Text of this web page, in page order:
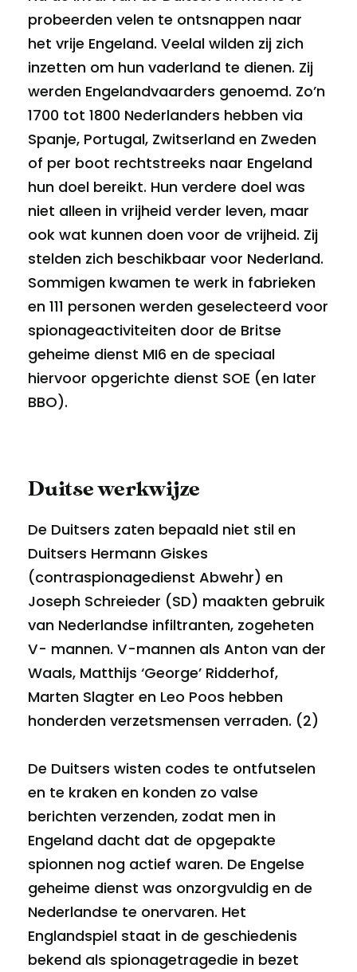
probeerden velen te ontsnappen naar
het vrije Engeland. Veelal wilden zij zich
inzetten om hun vaderland te dienen. Zij
werden Engelandvaarders genoemd. Zo’n
1700 tot 1800 Nederlanders hebben via
Spanje, Portugal, Zwitserland en Zweden
of per boot rechtstreeks naar Engeland
hun doel bereikt. Hun verdere doel was
niet alleen in vrijheid verder leven, maar
ook wat kunnen doen voor de vrijheid. Zij
stelden zich beschikbaar voor Nederland.
Sommigen kwamen te werk in fabrieken
en 111 personen werden geselecteerd voor
spionageactiviteiten door de Britse
geheime dienst MI6 en de speciaal
hiervoor opgerichte dienst SOE (en later
BBO).
Duitse werkwijze
De Duitsers zaten bepaald niet stil en
Duitsers Hermann Giskes
(contraspionagedienst Abwehr) en
Joseph Schreieder (SD) maakten gebruik
van Nederlandse infiltranten, zogeheten
V- mannen. V-mannen als Anton van der
Waals, Matthijs ‘George’ Ridderhof,
Marten Slagter en Leo Poos hebben
honderden verzetsmensen verraden. (2)
De Duitsers wisten codes te ontfutselen
en te kraken en konden zo valse
berichten verzenden, zodat men in
Engeland dacht dat de opgepakte
spionnen nog actief waren. De Engelse
geheime dienst was onzorgvuldig en de
Nederlandse te onervaren. Het
Englandspiel staat in de geschiedenis
bekend als spionagetragedie in bezet